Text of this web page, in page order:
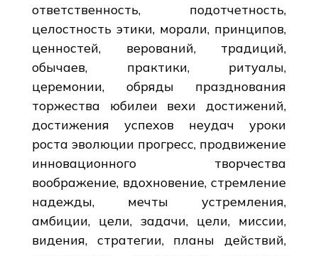
ответственность, подотчетность,
целостность этики, морали, принципов,
ценностей, верований, традиций,
обычаев, практики, ритуалы,
церемонии, обряды празднования
торжества юбилеи вехи достижений,
достижения успехов неудач уроки
роста эволюции прогресс, продвижение
инновационного творчества
воображение, вдохновение, стремление
надежды, мечты устремления,
амбиции, цели, задачи, цели, миссии,
видения, стратегии, планы действий,